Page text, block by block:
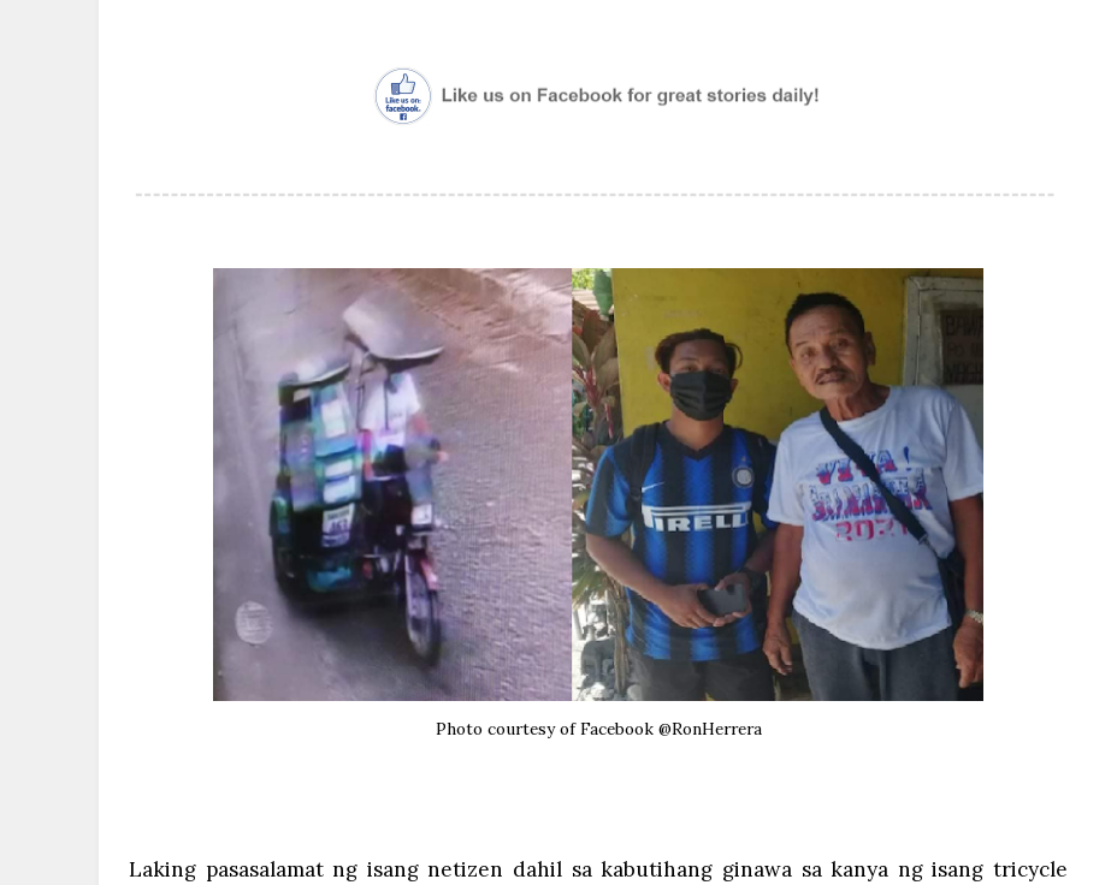
Photo courtesy of Facebook @RonHerrera
Laking pasasalamat ng isang netizen dahil sa kabutihang ginawa sa kanya ng isang tricycle